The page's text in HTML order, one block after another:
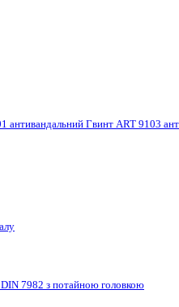
антивандальнийГвинт ART 9103
7982 з потайною головкою